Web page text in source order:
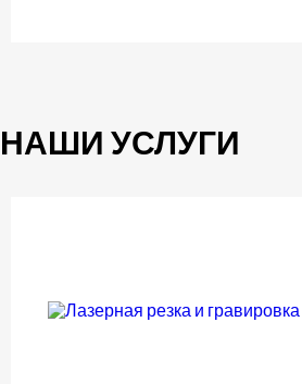
НАШИ УСЛУГИ